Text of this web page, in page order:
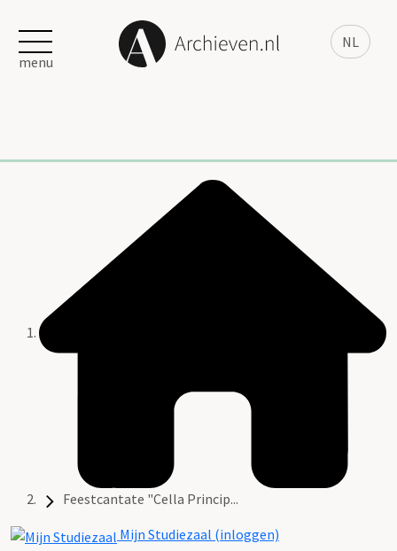
NL
menu
Feestcantate "Cella Princip...
Mijn Studiezaal (inloggen)